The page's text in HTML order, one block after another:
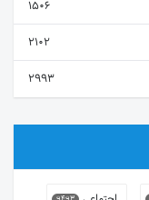
1506
2102
2993